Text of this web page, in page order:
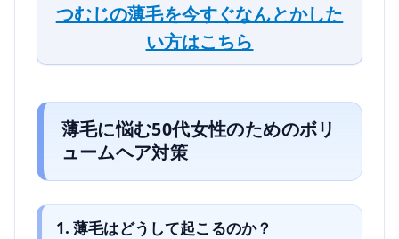
つむじの薄毛を今すぐなんとかした
い方はこちら
薄毛に悩む50代女性のためのボリ
ュームヘア対策
1. 薄毛はどうして起こるのか？